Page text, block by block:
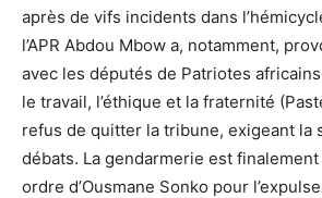
après de vifs incidents dans
l’APR Abdou Mbow a, notamment,
avec les députés de Patriotes
le travail, l’éthique et la fraternité
refus de quitter la tribune, exigeant la
débats. La gendarmerie est
ordre d’Ousmane Sonko pour